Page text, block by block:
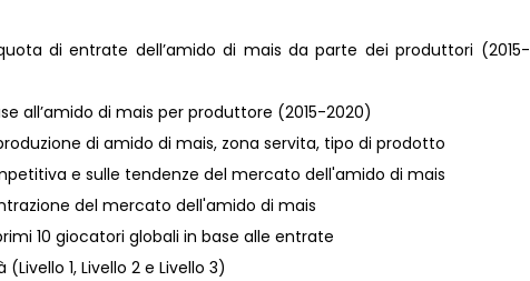
di entrate dell’amido di mais da parte dei produttori (2015-
all’amido di mais per produttore (2015-2020)
di amido di mais, zona servita, tipo di prodotto
e sulle tendenze del mercato dell'amido di mais
del mercato dell'amido di mais
10 giocatori globali in base alle entrate
1, Livello 2 e Livello 3)